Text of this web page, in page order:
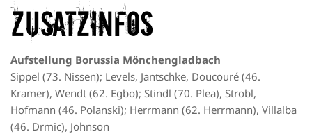
Zusatzinfos
Aufstellung Borussia Mönchengladbach
Sippel (73. Nissen); Levels, Jantschke, Doucouré (46.
Kramer), Wendt (62. Egbo); Stindl (70. Plea), Strobl,
Hofmann (46. Polanski); Herrmann (62. Herrmann), Villalba
(46. Drmic), Johnson